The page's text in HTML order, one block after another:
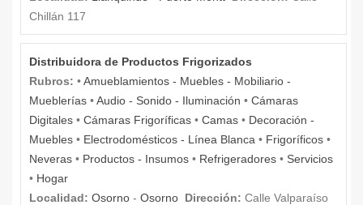
Chillán 117
Distribuidora de Productos Frigorizados
Rubros: •Amueblamientos - Muebles - Mobiliario -
Mueblerías •Audio - Sonido - Iluminación • Cámaras
Digitales • Cámaras Frigoríficas • Camas • Decoración -
Muebles • Electrodomésticos - Línea Blanca • Frigoríficos •
Neveras • Productos - Insumos • Refrigeradores • Servicios
• Hogar
Localidad: Osorno - Osorno Dirección: Calle Valparaíso